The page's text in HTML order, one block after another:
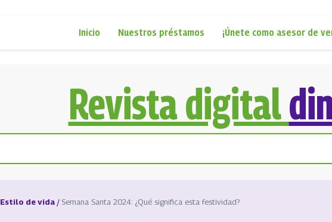
Inicio Nuestros préstamos ¡Únete como asesor de
Revista digital
Estilo de vida / Semana Santa 2024: ¿Qué significa esta festividad?